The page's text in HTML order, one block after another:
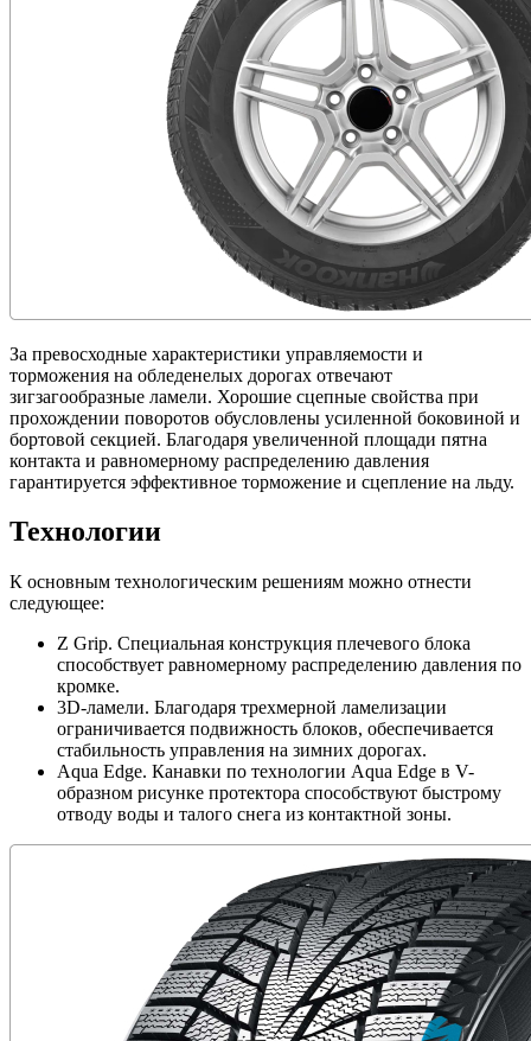
За превосходные характеристики управляемости и
торможения на обледенелых дорогах отвечают
зигзагообразные ламели. Хорошие сцепные свойства при
прохождении поворотов обусловлены усиленной боковиной и
бортовой секцией. Благодаря увеличенной площади пятна
контакта и равномерному распределению давления
гарантируется эффективное торможение и сцепление на льду.
Технологии
К основным технологическим решениям можно отнести
следующее:
Z Grip. Специальная конструкция плечевого блока
способствует равномерному распределению давления по
кромке.
3D-ламели. Благодаря трехмерной ламелизации
ограничивается подвижность блоков, обеспечивается
стабильность управления на зимних дорогах.
Aqua Edge. Канавки по технологии Aqua Edge в V-
образном рисунке протектора способствуют быстрому
отводу воды и талого снега из контактной зоны.